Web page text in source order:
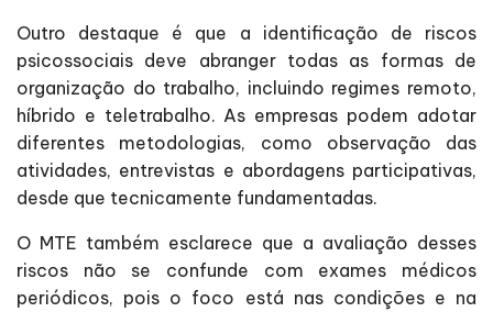
Outro destaque é que a identificação de riscos
psicossociais deve abranger todas as formas de
organização do trabalho, incluindo regimes remoto,
híbrido e teletrabalho. As empresas podem adotar
diferentes metodologias, como observação das
atividades, entrevistas e abordagens participativas,
desde que tecnicamente fundamentadas.
O MTE também esclarece que a avaliação desses
riscos não se confunde com exames médicos
periódicos, pois o foco está nas condições e na